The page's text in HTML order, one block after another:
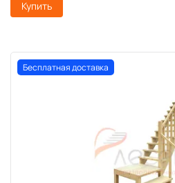
Купить
Бесплатная доставка